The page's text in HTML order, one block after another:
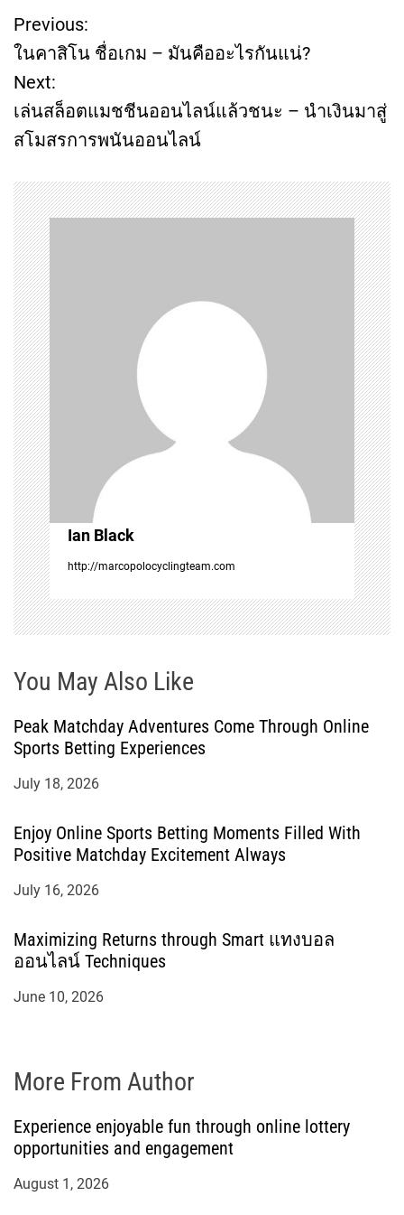
P
o
s
n
a
v
i
g
a
t
i
o
n
Previous:
ในคาสิโน ชื่อเกม – มันคืออะไรกันแน่?
Next:
เล่นสล็อตแมชชีนออนไลน์แล้วชนะ – นำเงินมาสู่
สโมสรการพนันออนไลน์
Ian Black
http://marcopolocyclingteam.com
You May Also Like
Peak Matchday Adventures Come Through Online
Sports Betting Experiences
July 18, 2026
Enjoy Online Sports Betting Moments Filled With
Positive Matchday Excitement Always
July 16, 2026
Maximizing Returns through Smart แทงบอล
ออนไลน์ Techniques
June 10, 2026
More From Author
Experience enjoyable fun through online lottery
opportunities and engagement
August 1, 2026